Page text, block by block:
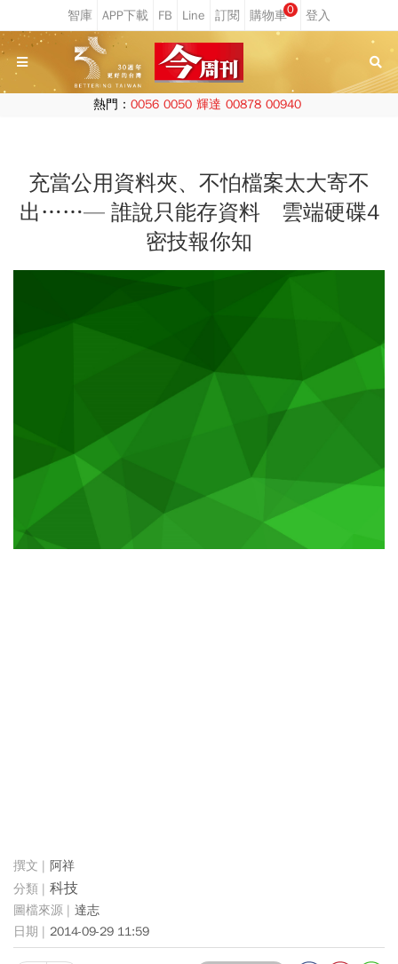
0
熱門： 0056 0050 輝達 00878 00940
充當公用資料夾、不怕檔案太大寄不
出……— 誰說只能存資料 雲端硬碟4
密技報你知
阿祥
科技
達志
2014-09-29 11:59